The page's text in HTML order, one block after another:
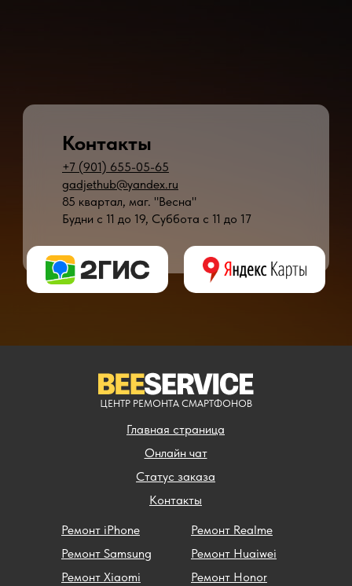
+7 (901) 655-05-65
gadjethub@yandex.ru
85 квартал, маг. "Весна"
Будни с 11 до 19, Суббота с 11 до 17
Контакты
Главная страница
Контакты
Статус заказа
Ремонт iPhone
Ремонт Samsung
Ремонт Xiaomi
Ремонт Realme
Ремонт Huaiwei
Ремонт Honor
* - время ремонта может меняться в зависимости от модели устройства и
Онлайн чат
ЦЕНТР РЕМОНТА СМАРТФОНОВ